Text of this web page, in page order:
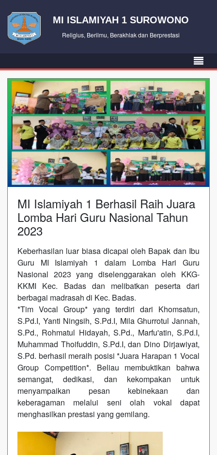
MI ISLAMIYAH 1 SUROWONO
Religius, Berilmu, Berakhlak dan Berprestasi
MI Islamiyah 1 Berhasil Raih Juara
Lomba Hari Guru Nasional Tahun
2023
Keberhasilan luar biasa dicapai oleh Bapak dan Ibu
Guru MI Islamiyah 1 dalam Lomba Hari Guru
Nasional 2023 yang diselenggarakan oleh KKG-
KKMI Kec. Badas dan melibatkan peserta dari
berbagai madrasah di Kec. Badas.
*Tim Vocal Group* yang terdiri dari Khomsatun,
S.Pd.I, Yanti Ningsih, S.Pd.I, Mila Ghurrotul Jannah,
S.Pd., Rohmatul Hidayah, S.Pd., Marfu'atin, S.Pd.I,
Muhammad Thoifuddin, S.Pd.I, dan Dino Dirjawiyat,
S.Pd. berhasil meraih posisi *Juara Harapan 1 Vocal
Group Competition*. Beliau membuktikan bahwa
semangat, dedikasi, dan kekompakan untuk
menyampaikan pesan kebinekaan dan
keberagaman melalui seni olah vokal dapat
menghasilkan prestasi yang gemilang.